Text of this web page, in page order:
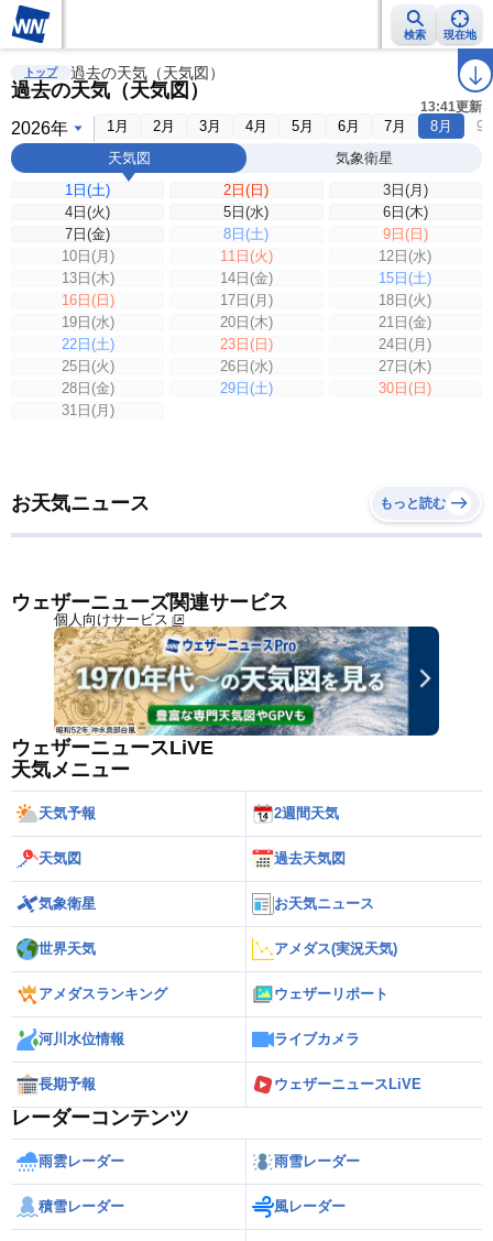
検索 現在地
雨雲レーダー 台風情報 地震情報 ラ
トップ 過去の天気（天気図）
過去の天気（天気図）
13:41更新
1月 2月 3月 4月 5月 6月 7月 8月
9
天気図
気象衛星
1日(土)
2日(日)
3日(月)
4日(火)
5日(水)
6日(木)
7日(金)
8日(土)
9日(日)
10日(月)
11日(火)
12日(水)
13日(木)
14日(金)
15日(土)
16日(日)
17日(月)
18日(火)
19日(水)
20日(木)
21日(金)
22日(土)
23日(日)
24日(月)
25日(火)
26日(水)
27日(木)
28日(金)
29日(土)
30日(日)
31日(月)
お天気ニュース もっと読む
ウェザーニューズ関連サービス
個人向けサービス
ウェザーニュースLiVE
天気メニュー
天気予報 2週間天気
天気図 過去天気図
気象衛星 お天気ニュース
世界天気 アメダス(実況天気)
アメダスランキング ウェザーリポート
河川水位情報 ライブカメラ
長期予報 ウェザーニュースLiVE
レーダーコンテンツ
雨雲レーダー 雨雪レーダー
積雪レーダー 風レーダー